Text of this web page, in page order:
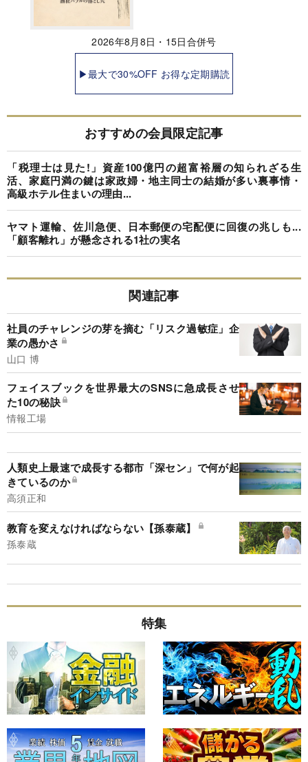
2026年8月8日・15日合併号
▶最大で30%OFF お得な定期購読
おすすめの会員限定記事
「税理士は見た!」資産100億円の超富裕層の知られざる生
活、家庭円満の鍵は家政婦・地主同士の結婚が多い裏事情・
高級ホテル住まいの理由...
ヤマト運輸、佐川急便、日本郵便の宅配便に回復の兆しも...
「顧客離れ」が懸念される1社の実名
関連記事
社員のチャレンジの芽を摘む「リスク過敏症」企
業の愚かさ
山口 博
フェイスブックを世界最大のSNSに急成長させ
た10の秘訣
情報工場
人類史上最速で成長する都市「深セン」で何が起
きているのか
高須正和
教育を変えなければならない【孫泰蔵】
孫泰蔵
特集